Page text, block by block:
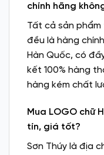
chính hãng
Tất cả sản phẩm
đều là hàng
Hàn Quốc, có
kết 100% hàng
hàng kém chất
Mua LOGO chữ
tín, giá tốt?
Sơn Thúy là địa